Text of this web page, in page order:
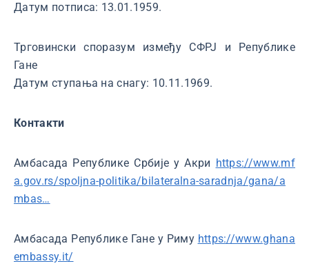
Датум потписа: 13.01.1959.
Трговински споразум између СФРЈ и Републике
Гане
Датум ступања на снагу: 10.11.1969.
Контакти
Амбасада Републике Србије у Акри https://www.mf
a.gov.rs/spoljna-politika/bilateralna-saradnja/gana/a
mbas…
Амбасада Републике Гане у Риму https://www.ghana
embassy.it/